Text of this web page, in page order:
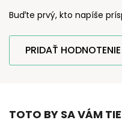
Buďte prvý, kto napíše
PRIDAŤ HODNOTENIE
TOTO BY SA VÁM